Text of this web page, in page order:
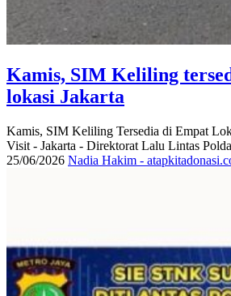
Kamis, SIM Keliling
lokasi Jakarta
Kamis, SIM Keliling Tersedia di Empat
Visit - Jakarta - Direktorat Lalu Lintas
25/06/2026 Nadia Hakim -